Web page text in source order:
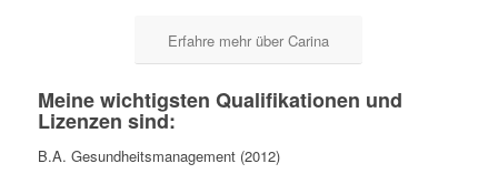
Erfahre mehr über Carina
Meine wichtigsten Qualifikationen und
Lizenzen sind:
B.A. Gesundheitsmanagement (2012)